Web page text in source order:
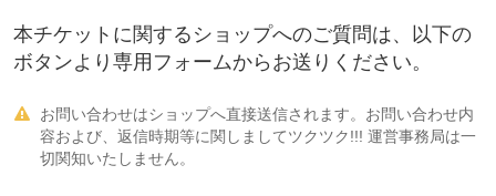
・寒冷地で冬に突然窓にヒビが入る
・夏場にエアコンの直風を受けてる窓が割れる
フィルムを施工するとこの特性に影響します。
そのため現場調査で施工する窓がご希望のフィ
本チケットに関するショップへのご質問は、以下の
ボタンより専用フォームからお送りください。

お問い合わせはショップへ直接送信されます。お問い合わせ内
容および、返信時期等に関しましてツクツク!!! 運営事務局は一
切関知いたしません。